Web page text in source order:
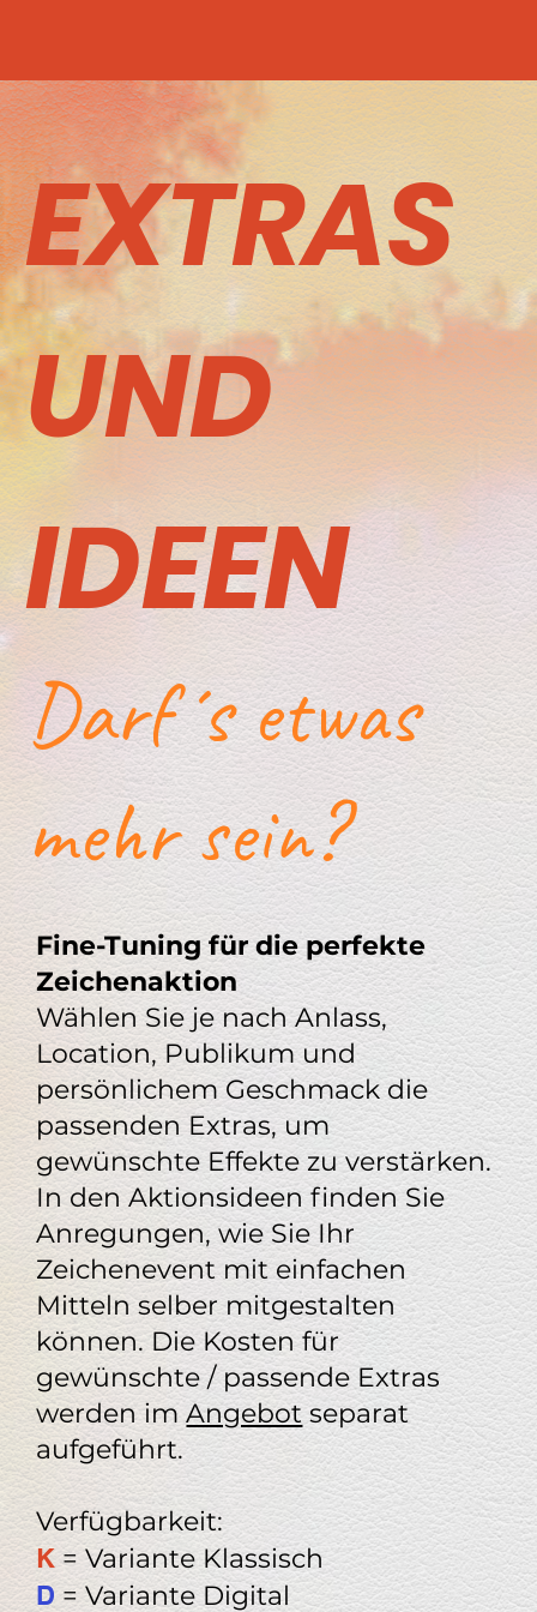
EXTRAS
UND
IDEEN
Darf´s etwas
mehr sein?
Fine-Tuning für die perfekte
Zeichenaktion
Wählen Sie je nach Anlass,
Location, Publikum und
persönlichem Geschmack die
passenden Extras, um
gewünschte Effekte zu verstärken.
In den Aktionsideen finden Sie
Anregungen, wie Sie Ihr
Zeichenevent mit einfachen
Mitteln selber mitgestalten
können. Die Kosten für
gewünschte / passende Extras
werden imAngebotseparat
aufgeführt.
Verfügbarkeit:
K= Variante Klassisch
D = Variante Digital